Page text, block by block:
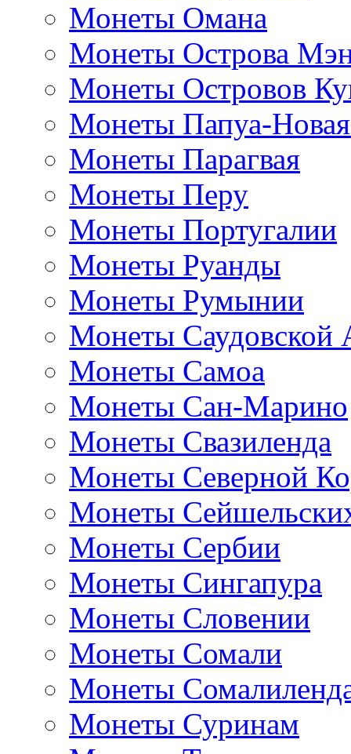
Монеты Омана
Монеты Острова
Монеты Островов
Монеты Папуа-
Монеты Парагвая
Монеты Перу
Монеты Португалии
Монеты Руанды
Монеты Румынии
Монеты Саудовской
Монеты Самоа
Монеты Сан-Марино
Монеты Свазиленда
Монеты Северной
Монеты
Монеты Сербии
Монеты Сингапура
Монеты Словении
Монеты Сомали
Монеты
Монеты Суринам